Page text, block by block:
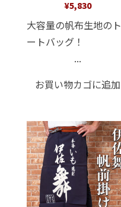
¥5,830
大容量の帆布生地のト
ートバッグ！
...
お買い物カゴに追加